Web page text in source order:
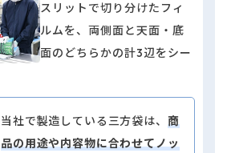
スリットで切り分けたフィ
ルムを、両側面と天面・底
面のどちらかの計3辺をシー
当社で製造している三方袋は、 商
品の用途や内容物に合わせてノッ